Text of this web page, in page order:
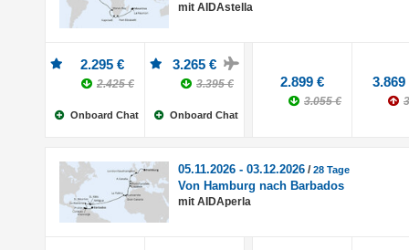
mit AIDAstella
2.295 €
2.425 €
Onboard Chat
3.265 €
3.395 €
Onboard Chat
2.899 €
3.055 €
3.869
05.11.2026 - 03.12.2026 /28 Tage
Von Hamburg nach Barbados
mit AIDAperla